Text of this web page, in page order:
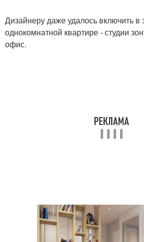
Дизайнеру даже удалось включить в
однокомнатной квартире - студии
офис.